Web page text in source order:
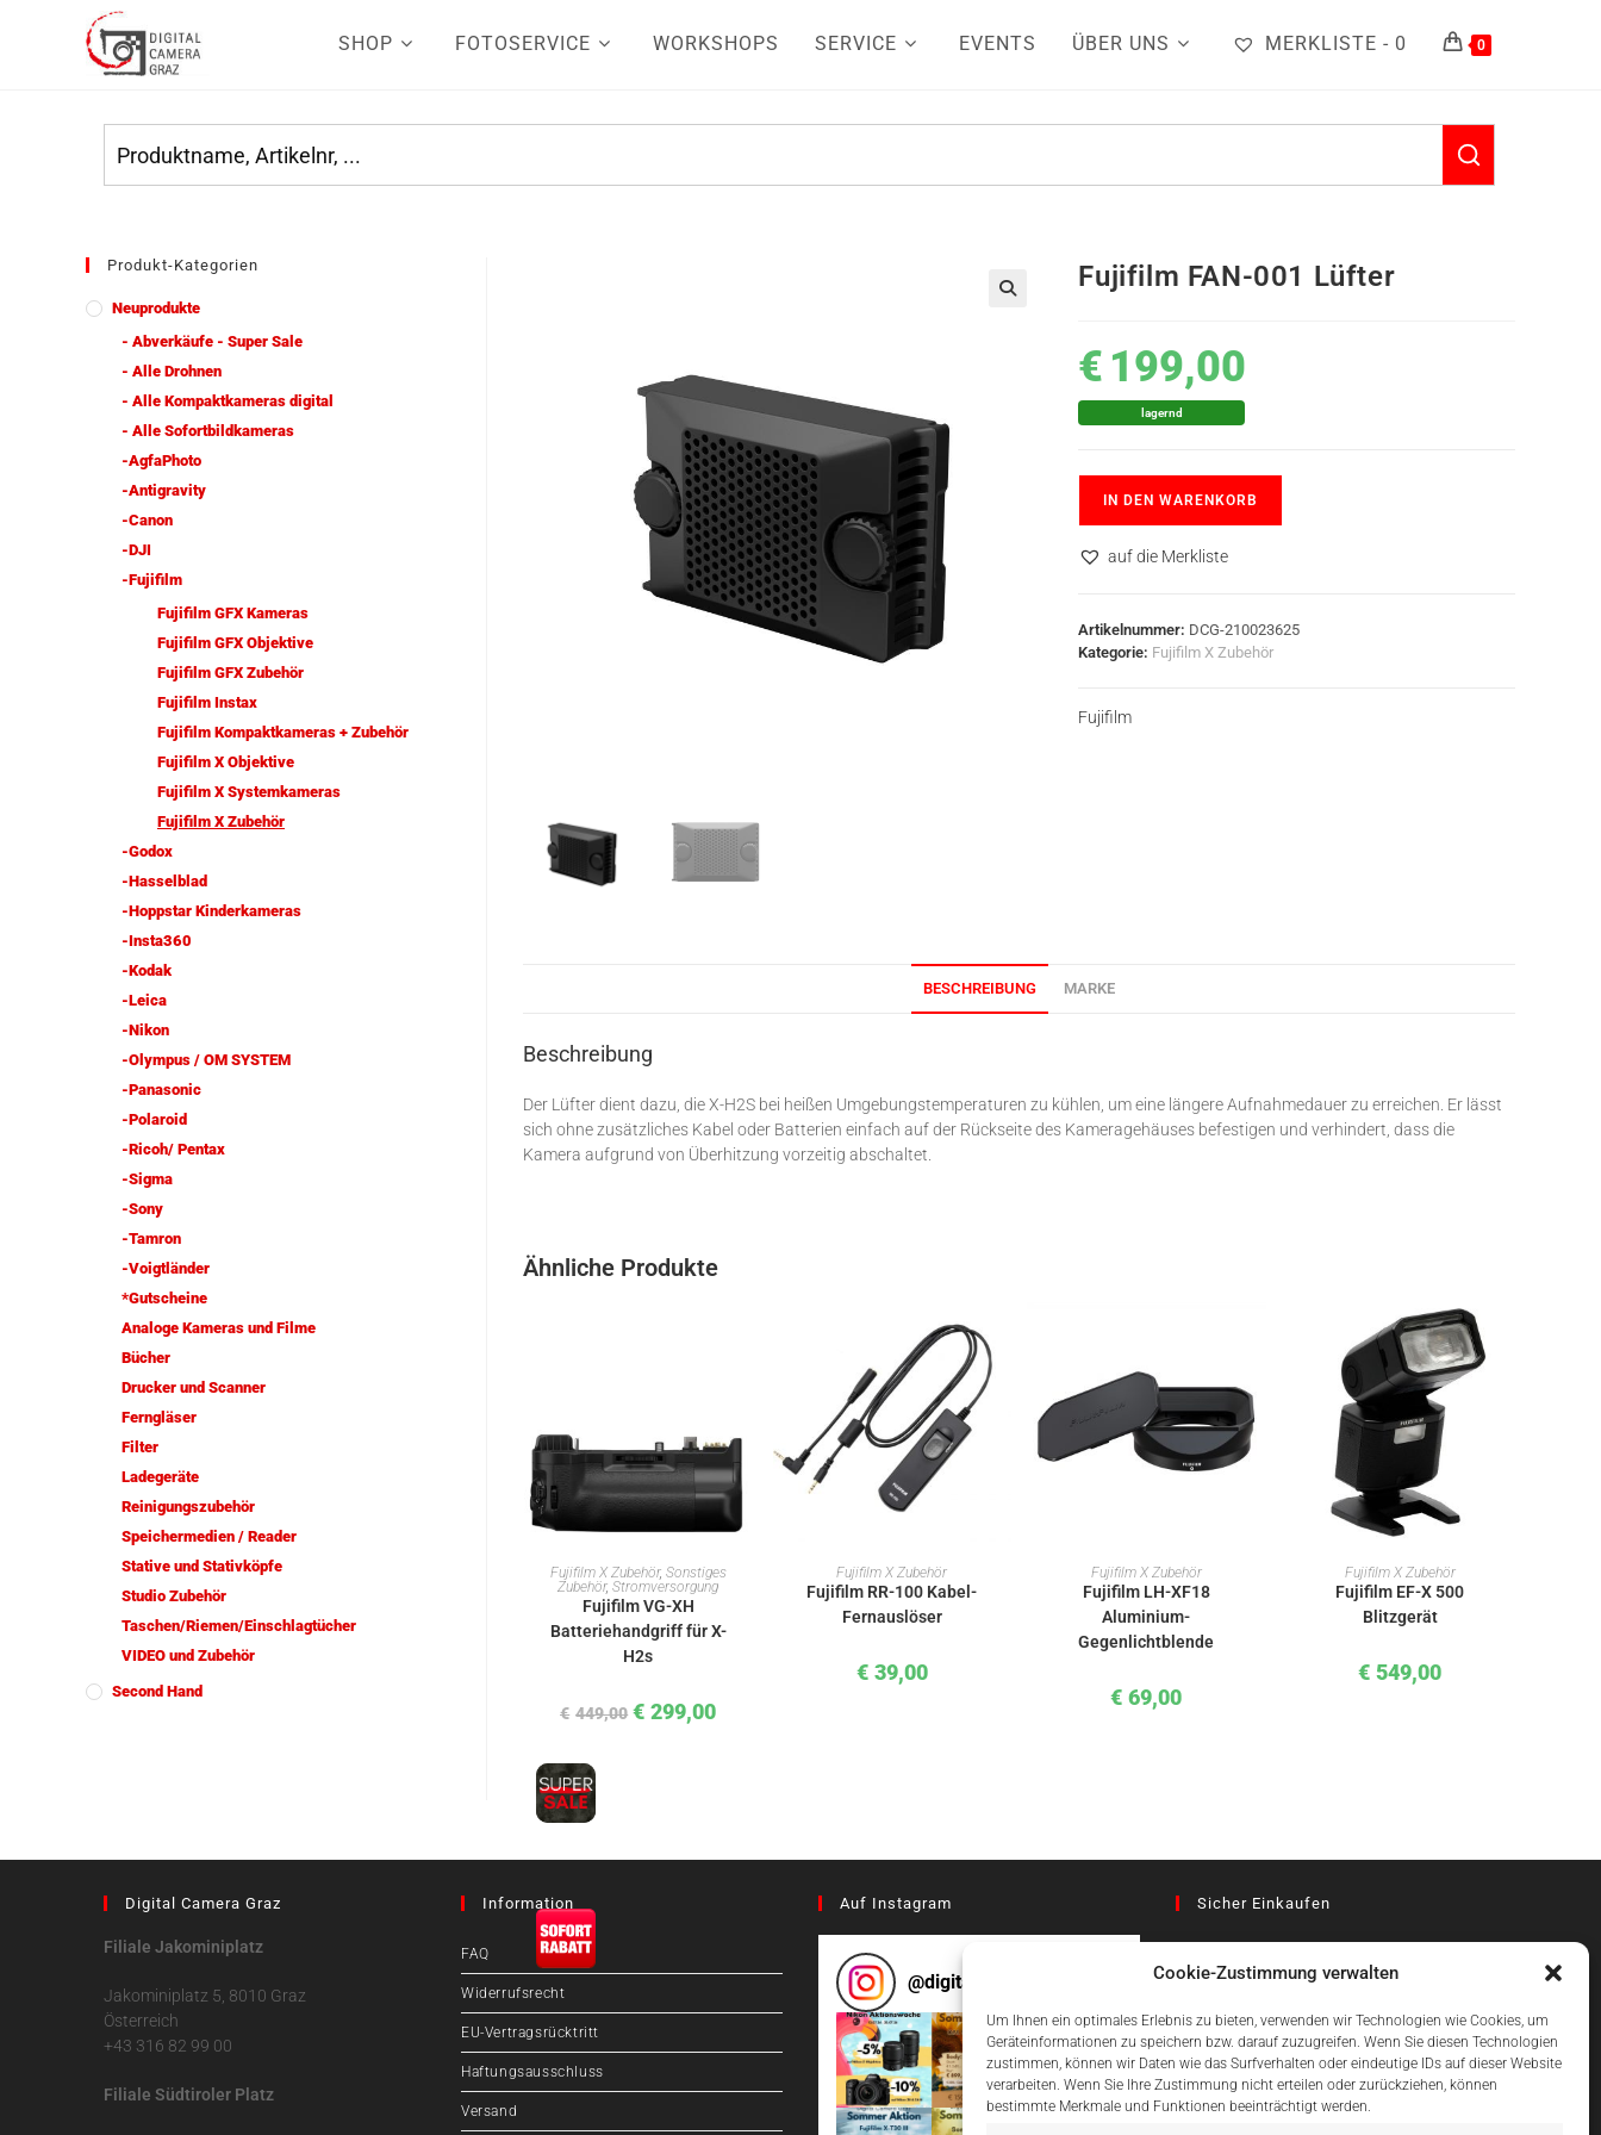
Cookie-Zustimmung verwalten
Um Ihnen ein optimales Erlebnis zu bieten, verwenden wir Technologien wie Cookies, um
Geräteinformationen zu speichern bzw. darauf zuzugreifen. Wenn Sie diesen Technologien
zustimmen, können wir Daten wie das Surfverhalten oder eindeutige IDs auf dieser Website
verarbeiten. Wenn Sie Ihre Zustimmung nicht erteilen oder zurückziehen, können
bestimmte Merkmale und Funktionen beeinträchtigt werden.
SHOP FOTOSERVICE WORKSHOPS SERVICE EVENTS ÜBER UNS MERKLISTE - 0 0
Fujifilm FAN-001 Lüfter
€ 199,00
lagernd
IN DEN WARENKORB
auf die Merkliste
Artikelnummer: DCG-210023625
Kategorie: Fujifilm X Zubehör
Fujifilm
BESCHREIBUNG MARKE
Beschreibung
Der Lüfter dient dazu, die X-H2S bei heißen Umgebungstemperaturen zu kühlen, um eine längere Aufnahmedauer zu erreichen. Er lässt
sich ohne zusätzliches Kabel oder Batterien einfach auf der Rückseite des Kameragehäuses befestigen und verhindert, dass die
Kamera aufgrund von Überhitzung vorzeitig abschaltet.
Ähnliche Produkte
IN DEN WARENKORB
Fujifilm X Zubehör, Sonstiges
Zubehör,Stromversorgung
Fujifilm VG-XH
Batteriehandgriff für X-
H2s
€ 449,00 € 299,00
IN DEN WARENKORB
Fujifilm X Zubehör
Fujifilm RR-100 Kabel-
Fernauslöser
€ 39,00
IN DEN WARENKORB
Fujifilm X Zubehör
Fujifilm LH-XF18
Aluminium-
Gegenlichtblende
€ 69,00
IN DEN WARENKORB
Fujifilm X Zubehör
Fujifilm EF-X 500
Blitzgerät
€ 549,00
Produkt-Kategorien
Neuprodukte
- Abverkäufe - Super Sale
- Alle Drohnen
- Alle Kompaktkameras digital
- Alle Sofortbildkameras
-AgfaPhoto
-Antigravity
-Canon
-DJI
-Fujifilm
Fujifilm GFX Kameras
Fujifilm GFX Objektive
Fujifilm GFX Zubehör
Fujifilm Instax
Fujifilm Kompaktkameras + Zubehör
Fujifilm X Objektive
Fujifilm X Systemkameras
Fujifilm X Zubehör
-Godox
-Hasselblad
-Hoppstar Kinderkameras
-Insta360
-Kodak
-Leica
-Nikon
-Olympus / OM SYSTEM
-Panasonic
-Polaroid
-Ricoh/ Pentax
-Sigma
-Sony
-Tamron
-Voigtländer
*Gutscheine
Analoge Kameras und Filme
Bücher
Drucker und Scanner
Ferngläser
Filter
Ladegeräte
Reinigungszubehör
Speichermedien / Reader
Stative und Stativköpfe
Studio Zubehör
Taschen/Riemen/Einschlagtücher
VIDEO und Zubehör
Second Hand
Digital Camera Graz
Filiale Jakominiplatz
Jakominiplatz 5, 8010 Graz
Österreich
+43 316 82 99 00
Filiale Südtiroler Platz
Information
FAQ
Widerrufsrecht
EU-Vertragsrücktritt
Haftungsausschluss
Versand
Auf Instagram
@digitalcameragraz
Sicher Einkaufen
Einfach Online Bezahlen